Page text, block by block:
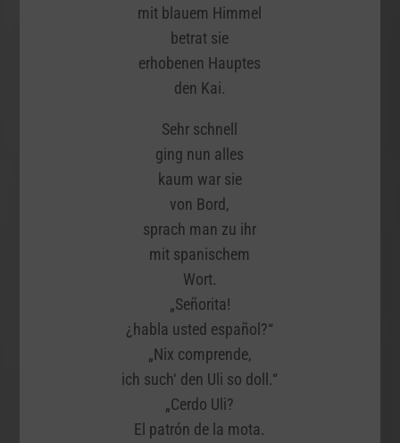
mit blauem Himmel
betrat sie
erhobenen Hauptes
den Kai.
Sehr schnell
ging nun alles
kaum war sie
von Bord,
sprach man zu ihr
mit spanischem
Wort.
„Señorita!
¿habla usted español?“
„Nix comprende,
ich such‘ den Uli so doll.“
„Cerdo Uli?
El patrón de la mota.